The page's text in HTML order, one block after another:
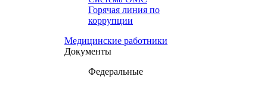
Горячая линия по
коррупции
Медицинские работники
Документы
Федеральные